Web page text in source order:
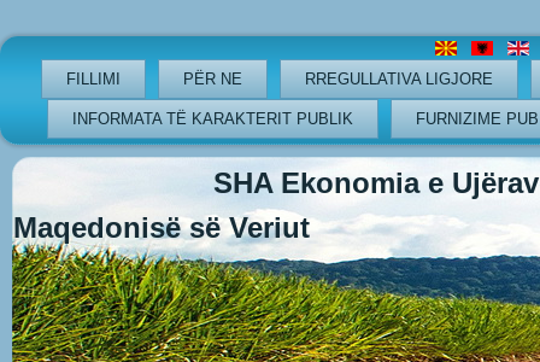
FILLIMI PËR NE RREGULLATIVA LIGJORE
INFORMATA TË KARAKTERIT PUBLIK FURNIZIME
SHA Ekonomia e
Maqedonisë së Veriut